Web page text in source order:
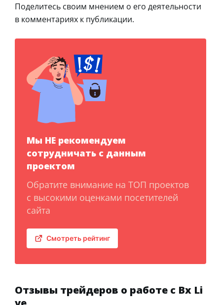
Поделитесь своим мнением о его деятельности
в комментариях к публикации.
Мы НЕ рекомендуем
сотрудничать с данным
проектом
Обратите внимание на ТОП проектов
с высокими оценками посетителей
сайта
Смотреть рейтинг
Отзывы трейдеров о работе с Bx Li